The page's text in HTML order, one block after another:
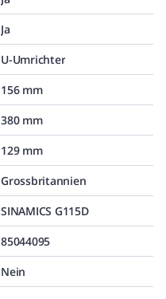
Ja
U-Umrichter
156 mm
380 mm
129 mm
Grossbritannien
SINAMICS G115D
85044095
Nein